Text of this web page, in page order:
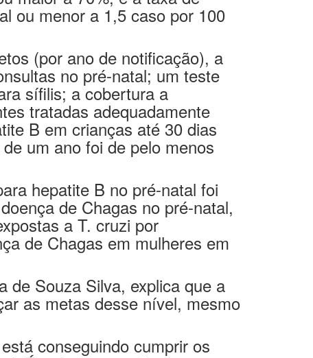
(por ano de notificação), a
no pré-natal; um teste
sífilis; a cobertura a
tratadas adequadamente
B em crianças até 30 dias
um ano foi de pelo menos
hepatite B no pré-natal foi
de Chagas no pré-natal,
a T. cruzi por
de Chagas em mulheres em
Souza Silva, explica que a
as metas desse nível, mesmo
conseguindo cumprir os
É a demonstração da